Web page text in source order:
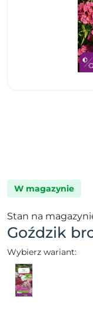
W magazynie
Stan na
Goździk
Wybierz wariant: